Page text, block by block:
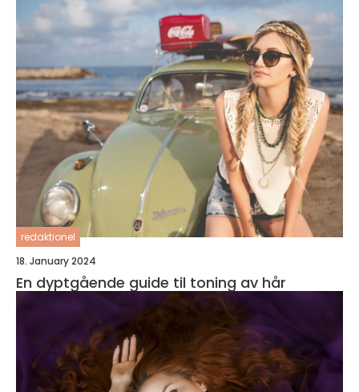
redaktionel
18. January 2024
En dyptgående guide til toning av hår